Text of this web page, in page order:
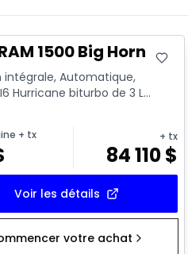
1500 Big Horn
intégrale, Automatique,
Hurricane biturbo de 3 L
standard avec arrêt a...
+ tx + tx
84 110$
Voir les détails
votre achat